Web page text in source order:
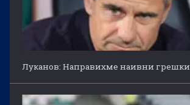
Луканов: Направихме наивни грешки